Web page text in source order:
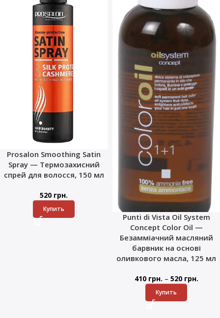
Prosalon Smoothing Satin
Spray — Термозахисний
спрей для волосся, 150 мл
520 грн.
Купить
Punti di Vista Oil System
Concept Color Oil —
Безамміачний масляний
барвник на основі
оливкового масла, 125 мл
410 грн. – 520 грн.
Купить